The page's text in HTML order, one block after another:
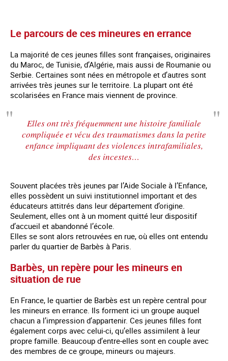
Le parcours de ces mineures en errance
La majorité de ces jeunes filles sont françaises, originaires
du Maroc, de Tunisie, d’Algérie, mais aussi de Roumanie ou
Serbie. Certaines sont nées en métropole et d’autres sont
arrivées très jeunes sur le territoire. La plupart ont été
scolarisées en France mais viennent de province.
Elles ont très fréquemment une histoire familiale
compliquée et vécu des traumatismes dans la petite
enfance impliquant des violences intrafamiliales,
des incestes…
Souvent placées très jeunes par l’Aide Sociale à l’Enfance,
elles possèdent un suivi institutionnel important et des
éducateurs attitrés dans leur département d’origine.
Seulement, elles ont à un moment quitté leur dispositif
d’accueil et abandonné l’école.
Elles se sont alors retrouvées en rue, où elles ont entendu
parler du quartier de Barbès à Paris.
Barbès, un repère pour les mineurs en
situation de rue
En France, le quartier de Barbès est un repère central pour
les mineurs en errance. Ils forment ici un groupe auquel
chacun a l’impression d’appartenir. Ces jeunes filles font
également corps avec celui-ci, qu’elles assimilent à leur
propre famille. Beaucoup d’entre-elles sont en couple avec
des membres de ce groupe, mineurs ou majeurs.